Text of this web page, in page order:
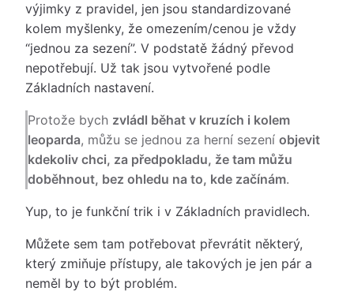
výjimky z pravidel, jen jsou standardizované
kolem myšlenky, že omezením/cenou je vždy
“jednou za sezení”. V podstatě žádný převod
nepotřebují. Už tak jsou vytvořené podle
Základních nastavení.
Protože bych zvládl běhat v kruzích i kolem
leoparda, můžu se jednou za herní sezeníobjevit
kdekoliv chci, za předpokladu, že tam můžu
doběhnout, bez ohledu na to, kde začínám.
Yup, to je funkční trik i v Základních pravidlech.
Můžete sem tam potřebovat převrátit některý,
který zmiňuje přístupy, ale takových je jen pár a
neměl by to být problém.